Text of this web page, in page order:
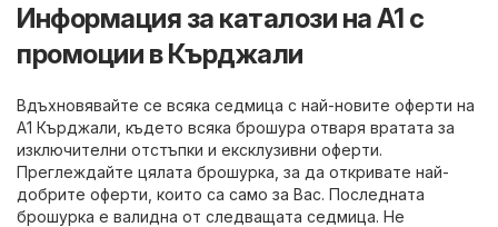
Информация за каталози на A1 с
промоции в Кърджали
Вдъхновявайте се всяка седмица с най-новите оферти на
A1 Кърджали, където всяка брошура отваря вратата за
изключителни отстъпки и ексклузивни оферти.
Преглеждайте цялата брошурка, за да откривате най-
добрите оферти, които са само за Вас. Последната
брошурка е валидна от следващата седмица. Не